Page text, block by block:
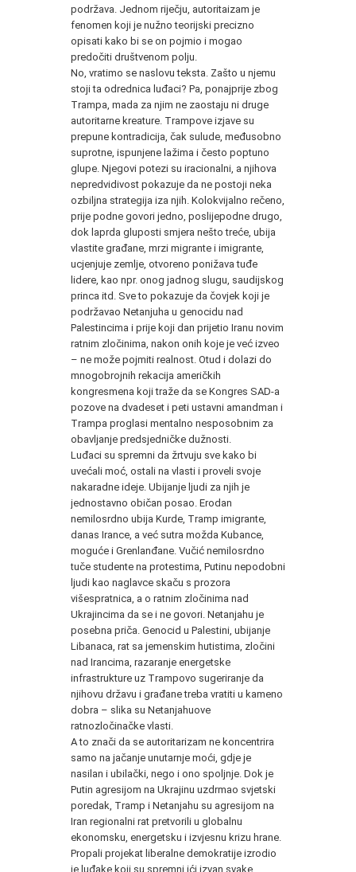
podržava. Jednom riječju, autoritaizam je
fenomen koji je nužno teorijski precizno
opisati kako bi se on pojmio i mogao
predočiti društvenom polju.
No, vratimo se naslovu teksta. Zašto u njemu
stoji ta odrednica luđaci? Pa, ponajprije zbog
Trampa, mada za njim ne zaostaju ni druge
autoritarne kreature. Trampove izjave su
prepune kontradicija, čak sulude, međusobno
suprotne, ispunjene lažima i često poptuno
glupe. Njegovi potezi su iracionalni, a njihova
nepredvidivost pokazuje da ne postoji neka
ozbiljna strategija iza njih. Kolokvijalno rečeno,
prije podne govori jedno, poslijepodne drugo,
dok laprda gluposti smjera nešto treće, ubija
vlastite građane, mrzi migrante i imigrante,
ucjenjuje zemlje, otvoreno ponižava tuđe
lidere, kao npr. onog jadnog slugu, saudijskog
princa itd. Sve to pokazuje da čovjek koji je
podržavao Netanjuha u genocidu nad
Palestincima i prije koji dan prijetio Iranu novim
ratnim zločinima, nakon onih koje je već izveo
– ne može pojmiti realnost. Otud i dolazi do
mnogobrojnih rekacija američkih
kongresmena koji traže da se Kongres SAD-a
pozove na dvadeset i peti ustavni amandman i
Trampa proglasi mentalno nesposobnim za
obavljanje predsjedničke dužnosti.
Luđaci su spremni da žrtvuju sve kako bi
uvećali moć, ostali na vlasti i proveli svoje
nakaradne ideje. Ubijanje ljudi za njih je
jednostavno običan posao. Erodan
nemilosrdno ubija Kurde, Tramp imigrante,
danas Irance, a već sutra možda Kubance,
moguće i Grenlanđane. Vučić nemilosrdno
tuče studente na protestima, Putinu nepodobni
ljudi kao naglavce skaču s prozora
višespratnica, a o ratnim zločinima nad
Ukrajincima da se i ne govori. Netanjahu je
posebna priča. Genocid u Palestini, ubijanje
Libanaca, rat sa jemenskim hutistima, zločini
nad Irancima, razaranje energetske
infrastrukture uz Trampovo sugeriranje da
njihovu državu i građane treba vratiti u kameno
dobra – slika su Netanjahuove
ratnozločinačke vlasti.
A to znači da se autoritarizam ne koncentrira
samo na jačanje unutarnje moći, gdje je
nasilan i ubilački, nego i ono spoljnje. Dok je
Putin agresijom na Ukrajinu uzdrmao svjetski
poredak, Tramp i Netanjahu su agresijom na
Iran regionalni rat pretvorili u globalnu
ekonomsku, energetsku i izvjesnu krizu hrane.
Propali projekat liberalne demokratije izrodio
je luđake koji su spremni ići izvan svake